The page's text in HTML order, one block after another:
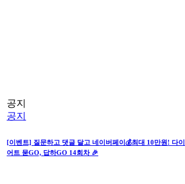
공지
공지
[이벤트] 질문하고 댓글 달고 네이버페이💰최대 10만원! 다이
어트 묻GO, 답하GO 14회차 🎉